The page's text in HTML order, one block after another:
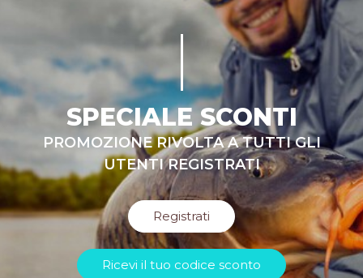
SPECIALE SCONTI
PROMOZIONE RIVOLTA A TUTTI GLI
UTENTI REGISTRATI
Registrati
Ricevi il tuo codice sconto